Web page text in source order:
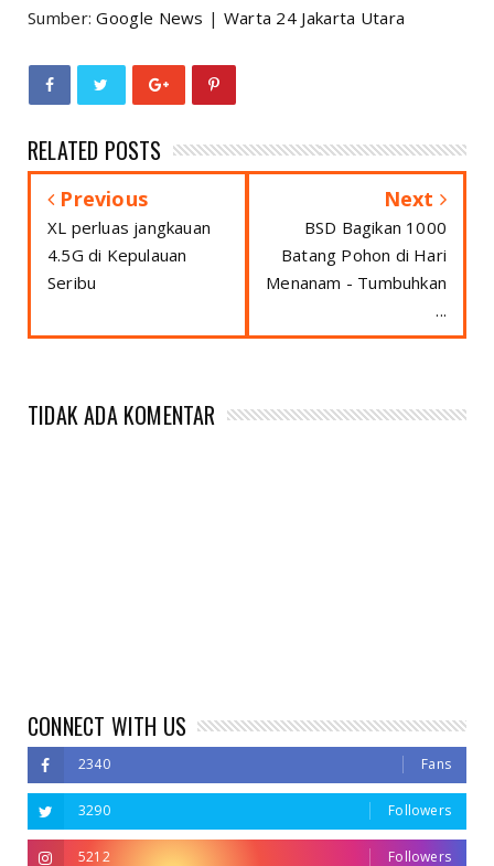
Sumber:Google News | Warta 24 Jakarta Utara
RELATED POSTS
Previous
XL perluas jangkauan
4.5G di Kepulauan
Seribu
Next
BSD Bagikan 1000
Batang Pohon di Hari
Menanam - Tumbuhkan
...
TIDAK ADA KOMENTAR
CONNECT WITH US
2340 Fans
3290 Followers
5212 Followers